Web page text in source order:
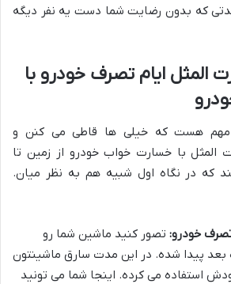
که بدون رضایت شما دست یه نفر دیگه
المثل ایام تصرف خودرو با
مهم هست که خیلی ها قاطی می کنن و
با خسارت خواب خودرو از زمین تا
که در نگاه اول شبیه هم به نظر میان.
خودرو: تصور کنید ماشین شما رو
بعد پیدا شده. در این مدت سارق ماشینتون
استفاده می کرده. اینجا شما می تونید